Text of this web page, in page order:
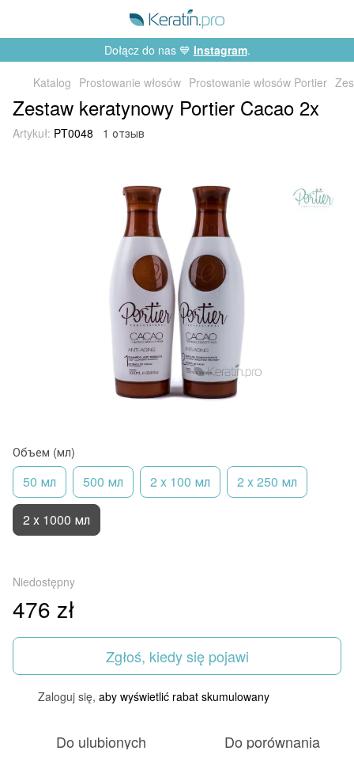
Dołącz do nas 💙 Instagram.
Katalog Prostowanie włosów Prostowanie włosów Portier
Zestaw keratynowy Portier Cacao 2x
Artykuł: PT0048 1 отзыв
Объем (мл)
50 мл 500 мл 2 x 100 мл 2 x 250 мл
2 х 1000 мл
Niedostępny
476 zł
Zgłoś, kiedy się pojawi
Zaloguj się, aby wyświetlić rabat skumulowany
Do ulubionych Do porównania